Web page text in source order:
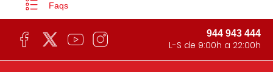
Faqs
944 943 444
L-S de 9:00h a 22:00h